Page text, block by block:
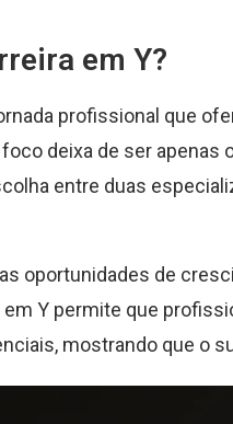
em Y?
profissional que
deixa de ser apenas
entre duas
oportunidades de
Y permite que
mostrando que o